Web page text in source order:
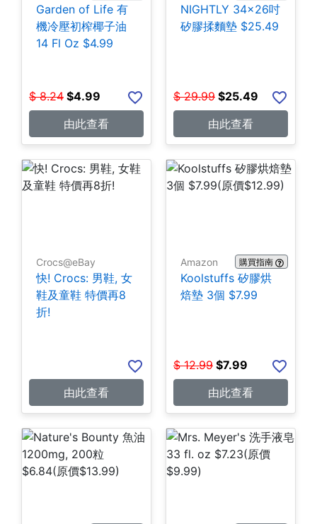
Garden of Life 有
機冷壓初榨椰子油
14 Fl Oz $4.99
$ 8.24 $4.99
由此查看
NIGHTLY 34x26吋
矽膠揉麵墊 $25.49
$ 29.99 $25.49
由此查看
Crocs@eBay
快! Crocs: 男鞋, 女
鞋及童鞋 特價再8
折!
由此查看
Amazon 購買指南
Koolstuffs 矽膠烘
焙墊 3個 $7.99
$ 12.99 $7.99
由此查看